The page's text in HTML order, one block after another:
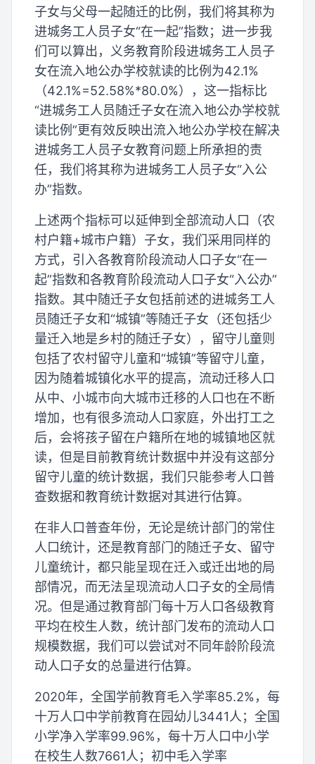
子女与父母一起随迁的比例，我们将其称为
进城务工人员子女“在一起”指数；进一步我
们可以算出，义务教育阶段进城务工人员子
女在流入地公办学校就读的比例为42.1%
（42.1%=52.58%*80.0%），这一指标比
“进城务工人员随迁子女在流入地公办学校就
读比例”更有效反映出流入地公办学校在解决
进城务工人员子女教育问题上所承担的责
任，我们将其称为进城务工人员子女“入公
办”指数。
上述两个指标可以延伸到全部流动人口（农
村户籍+城市户籍）子女，我们采用同样的
方式，引入各教育阶段流动人口子女“在一
起”指数和各教育阶段流动人口子女“入公办”
指数。其中随迁子女包括前述的进城务工人
员随迁子女和“城镇”等随迁子女（还包括少
量迁入地是乡村的随迁子女），留守儿童则
包括了农村留守儿童和“城镇”等留守儿童，
因为随着城镇化水平的提高，流动迁移人口
从中、小城市向大城市迁移的人口也在不断
增加，也有很多流动人口家庭，外出打工之
后，会将孩子留在户籍所在地的城镇地区就
读，但是目前教育统计数据中并没有这部分
留守儿童的统计数据，我们只能参考人口普
查数据和教育统计数据对其进行估算。
在非人口普查年份，无论是统计部门的常住
人口统计，还是教育部门的随迁子女、留守
儿童统计，都只能呈现在迁入或迁出地的局
部情况，而无法呈现流动人口子女的全局情
况。但是通过教育部门每十万人口各级教育
平均在校生人数，统计部门发布的流动人口
规模数据，我们可以尝试对不同年龄阶段流
动人口子女的总量进行估算。
2020年，全国学前教育毛入学率85.2%，每
十万人口中学前教育在园幼儿3441人；全国
小学净入学率99.96%，每十万人口中小学
在校生人数7661人；初中毛入学率